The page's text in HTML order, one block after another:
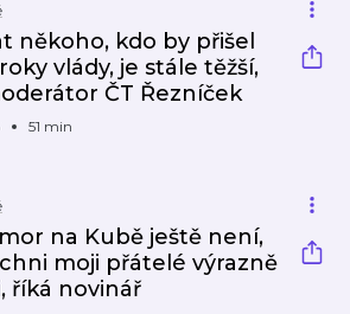
někoho, kdo by přišel
vlády, je stále těžší,
ČT Řezníček
51 min
na Kubě ještě není,
moji přátelé výrazně
říká novinář